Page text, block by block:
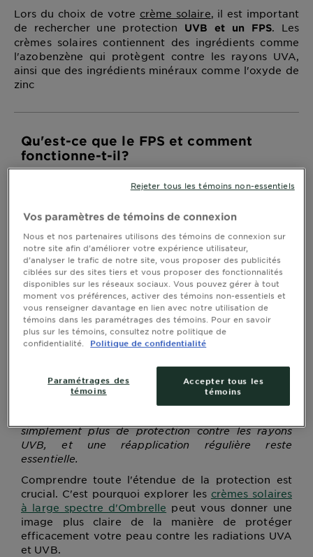
Lors du choix de votre crème solaire, il est important
de rechercher une protection UVB et un FPS. Les
crèmes solaires contiennent des ingrédients comme
l'azobenzène qui protègent contre les rayons UVA,
ainsi que des ingrédients minéraux comme l'oxyde de
zinc
Qu'est-ce que le FPS et comment
fonctionne-t-il?
évalue l'efficacité d'une crème solaire à protéger
causer des coups de soleil. Un nombre plus élevé de
FPS signifie plus de protection; par exemple, un
FPS 15filtre environ 93 % des rayons UVB, tandis
qu'unFPS 60filtre environ 98,3 %.
Il est important de se rappeler qu'aucune crème
solaire ne peut bloquer 100 % des rayons UVB. De
plus, la valeur du FPS ne détermine pas combien de
temps vous pouvez vous exposer au soleil sans
dommage. Cela varie selon votre type de peau,
appliquez la crème solaire.
Contrairement à une croyance populaire, un FPS
plus élevé ne signifie pas que vous pouvez rester
simplement plus de protection contre les rayons
UVB, et une réapplication régulière reste
essentielle.
Comprendre toute l'étendue de la protection est
crucial. C'est pourquoi explorer les crèmes solaires
à large spectre d'Ombrelle peut vous donner une
image plus claire de la manière de protéger
efficacement votre peau contre les radiations UVA
et UVB.
Vos paramètres de témoins de connexion
Nous et nos partenaires utilisons des témoins de connexion sur
notre site afin d’améliorer votre expérience utilisateur,
d’analyser le trafic de notre site, vous proposer des publicités
ciblées sur des sites tiers et vous proposer des fonctionnalités
disponibles sur les réseaux sociaux. Vous pouvez gérer à tout
moment vos préférences, activer des témoins non-essentiels et
vous renseigner davantage en lien avec notre utilisation de
témoins dans les paramétrages des témoins. Pour en savoir
plus sur les témoins, consultez notre politique de
confidentialité.
Politique de confidentialité
Accepter tous les
témoins
Paramétrages des
témoins
Rejeter tous les témoins non-essentiels